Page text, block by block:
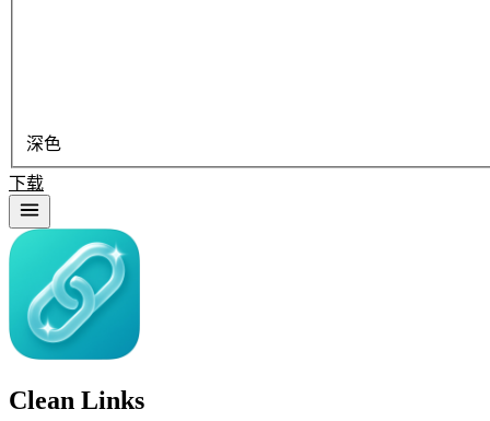
深色
下载
Clean Links